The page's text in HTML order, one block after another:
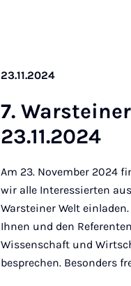
23.11.2024
7.
23.11.2024
Am 23. November 2024
wir alle Interessierten
Warsteiner Welt
Ihnen und den
Wissenschaft und
besprechen. Besonders